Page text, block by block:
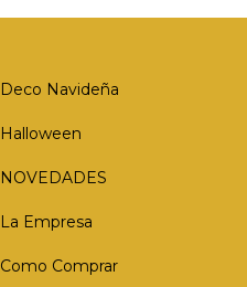
Deco Navideña
Halloween
NOVEDADES
La Empresa
Como Comprar